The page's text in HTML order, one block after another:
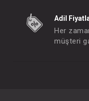
Adil
Her
müşteri